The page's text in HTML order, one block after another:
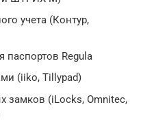
учета (Контур,
паспортов Regula
(iiko, Tillypad)
замков (iLocks, Omnitec,